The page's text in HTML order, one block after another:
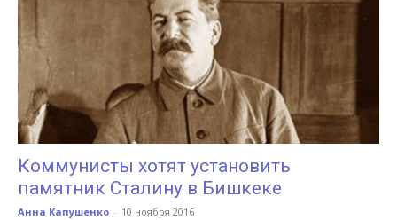
Кыргызстана
Коммунисты хотят установить
памятник Сталину в Бишкеке
Анна Капушенко - 10 ноября 2016